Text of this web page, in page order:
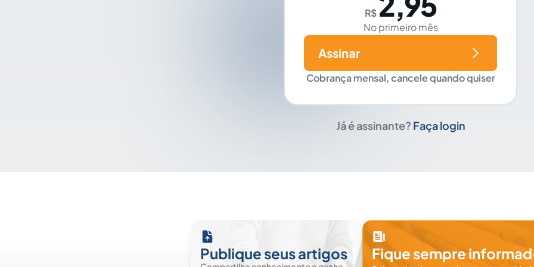
R$
No primeiro mês
Cobrança mensal, cancele quando quiser
Assinar
Já é assinante? Faça login
Publique seus artigos Fique sempre